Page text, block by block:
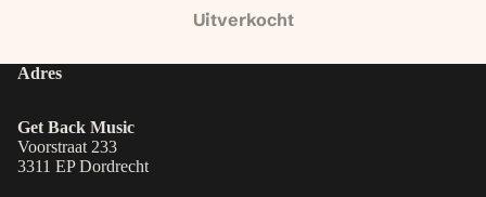
Uitverkocht
Adres
Get Back Music
Voorstraat 233
3311 EP Dordrecht